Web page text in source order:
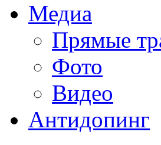
Медиа
Прямые
Фото
Видео
Антидопинг